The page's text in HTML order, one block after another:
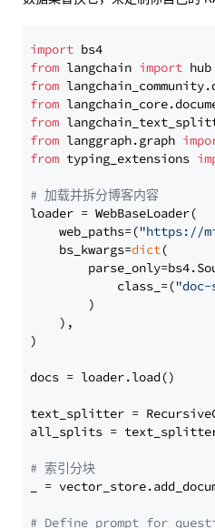
import
from langchain import
from
from
from
from langgraph.graph
from typing_extensions
# 加载并拆分博客内容
loader = WebBaseLoader(
    web_paths=(
"https://
    bs_kwargs=
dict(
            class_=(
        )
    ),
)
docs = loader.load()
text_splitter =
all_splits =
# 索引分块
_ =
# Define prompt for